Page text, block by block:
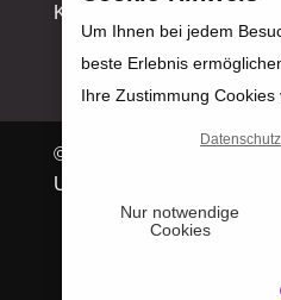
Kontakt
© Copyright Michael
Umsetzung:
Um Ihnen bei jedem
beste Erlebnis
Ihre Zustimmung Cookies
Datenschutz
Nur notwendige
Cookies